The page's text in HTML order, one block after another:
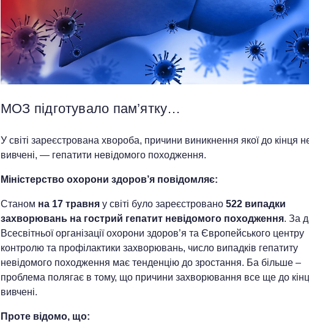
МОЗ підготувало пам’ятку…
У світі зареєстрована хвороба, причини виникнення якої до кінця
вивчені, — гепатити невідомого походження.
Міністерство охорони здоров’я повідомляє:
Станом на 17 травня у світі було зареєстровано 522 випадки
захворювань на гострий гепатит невідомого походження. За
Всесвітньої організації охорони здоров’я та Європейського центру
контролю та профілактики захворювань, число випадків гепатиту
невідомого походження має тенденцію до зростання. Ба більше –
проблема полягає в тому, що причини захворювання все ще до
вивчені.
Проте відомо, що: